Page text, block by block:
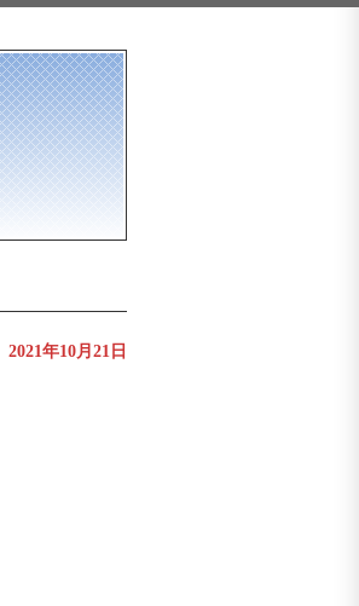
2021年10月21日